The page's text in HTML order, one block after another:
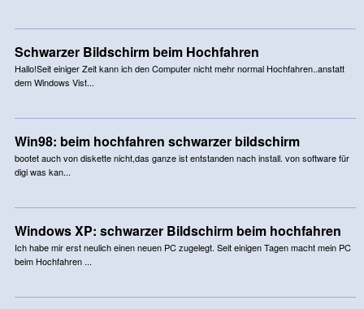
Schwarzer Bildschirm beim Hochfahren
Hallo!Seit einiger Zeit kann ich den Computer nicht mehr normal Hochfahren..anstatt
dem Windows Vist...
Win98: beim hochfahren schwarzer bildschirm
bootet auch von diskette nicht,das ganze ist entstanden nach install. von software für
digi was kan...
Windows XP: schwarzer Bildschirm beim hochfahren
Ich habe mir erst neulich einen neuen PC zugelegt. Seit einigen Tagen macht mein PC
beim Hochfahren ...